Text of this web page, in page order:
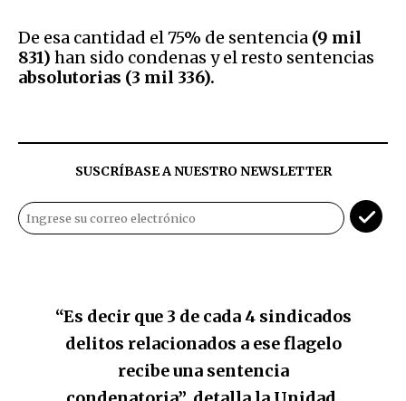
De esa cantidad el 75% de sentencia (9 mil
831) han sido condenas y el resto sentencias
absolutorias (3 mil 336).
SUSCRÍBASE A NUESTRO NEWSLETTER
“Es decir que 3 de cada 4 sindicados
delitos relacionados a ese flagelo
recibe una sentencia